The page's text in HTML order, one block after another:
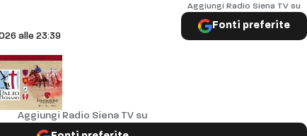
alle 23:39
Aggiungi Radio Siena TV su
Fonti preferite
Aggiungi Radio Siena TV su